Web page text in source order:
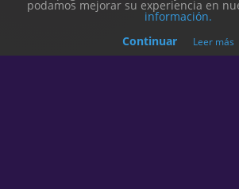
podamos mejorar su experiencia en
información.
Continuar
Leer más